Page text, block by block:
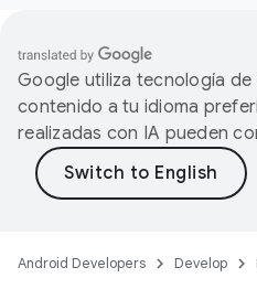
Google utiliza tecnología
contenido a tu idioma
realizadas con IA pueden
Android Developers Develop